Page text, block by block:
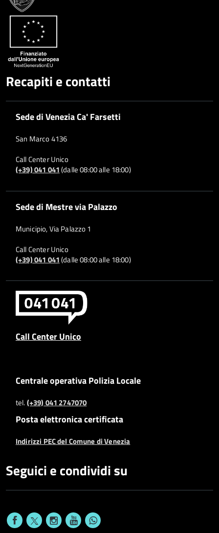
Recapiti e contatti
Sede di Venezia Ca' Farsetti
San Marco 4136
Call Center Unico
(+39) 041 041(dalle 08:00 alle 18:00)
Sede di Mestre via Palazzo
Municipio, Via Palazzo 1
Call Center Unico
(+39) 041 041(dalle 08:00 alle 18:00)
Call Center Unico
Centrale operativa Polizia Locale
tel.(+39) 041 2747070
Posta elettronica certificata
Indirizzi PEC del Comune di Venezia
Seguici e condividi su